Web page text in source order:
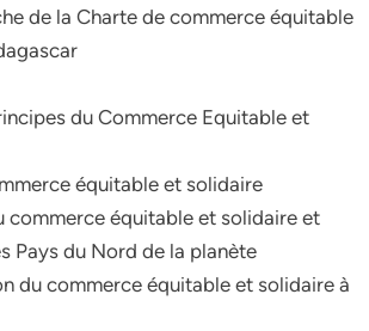
de la Charte de commerce équitable
du Commerce Equitable et
équitable et solidaire
commerce équitable et solidaire et
Pays du Nord de la planète
du commerce équitable et solidaire à